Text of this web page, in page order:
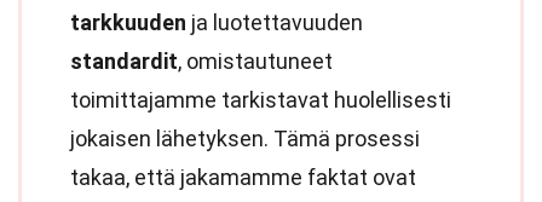
tarkkuuden ja luotettavuuden
standardit, omistautuneet
toimittajamme tarkistavat huolellisesti
jokaisen lähetyksen. Tämä prosessi
takaa, että jakamamme faktat ovat